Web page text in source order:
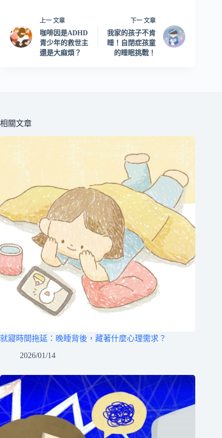
上一 文章
咖啡因是ADHD
青少年的救世主
還是大麻煩？
下一文章
我家的孩子不肯
睡！自閉症孩童
的睡眠挑戰！
相關文章
就寢時間拖延：晚睡背後，藏著什麼心理需求？
2026/01/14